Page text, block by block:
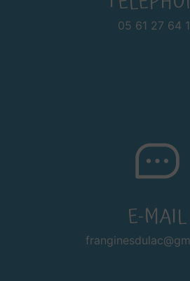
05 61 27 64
E-MAIL